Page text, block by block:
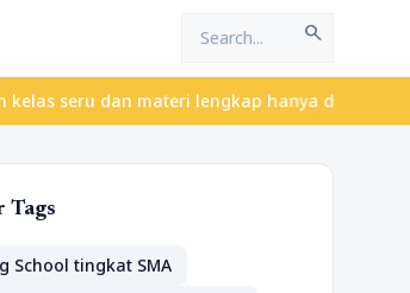
search
seru dan materi lengkap hanya di
Tags
School tingkat SMA